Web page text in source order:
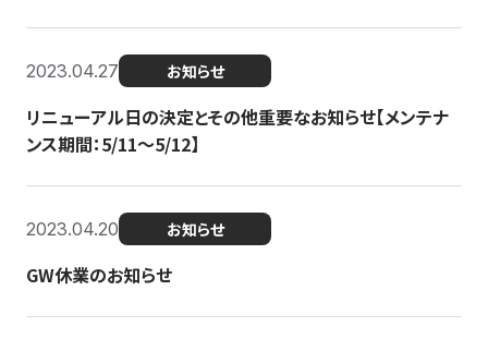
2023.04.27 お知らせ
リニューアル日の決定とその他重要なお知らせ【メンテナ
ンス期間：5/11～5/12】
2023.04.20 お知らせ
GW休業のお知らせ